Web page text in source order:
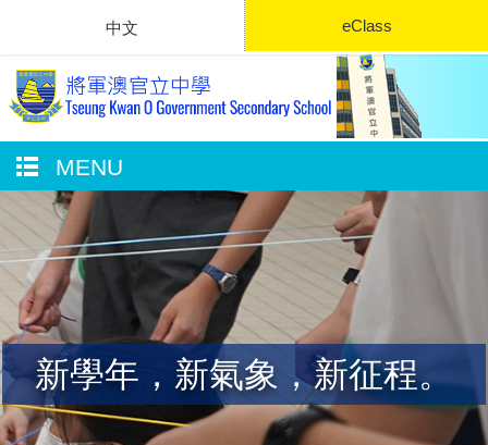
中文 eClass
MENU
新學年，新氣象，新征程。